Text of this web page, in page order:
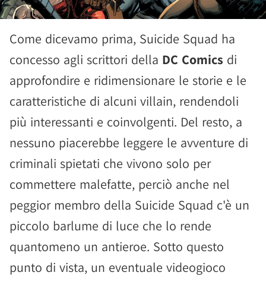
Come dicevamo prima, Suicide Squad ha
concesso agli scrittori della DC Comics di
approfondire e ridimensionare le storie e le
caratteristiche di alcuni villain, rendendoli
più interessanti e coinvolgenti. Del resto, a
nessuno piacerebbe leggere le avventure di
criminali spietati che vivono solo per
commettere malefatte, perciò anche nel
peggior membro della Suicide Squad c'è un
piccolo barlume di luce che lo rende
quantomeno un antieroe. Sotto questo
punto di vista, un eventuale videogioco